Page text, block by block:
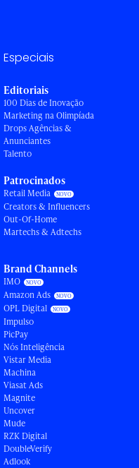
Especiais
Editoriais
100 Dias de Inovação
Marketing na Olimpíada
Drops Agências &
Anunciantes
Talento
Patrocinados
Retail Media
Creators & Influencers
Out-Of-Home
Martechs & Adtechs
Brand Channels
IMO
Amazon Ads
OPL Digital
Impulso
PicPay
Nós Inteligência
Vistar Media
Machina
Viasat Ads
Magnite
Uncover
Mude
RZK Digital
DoubleVerify
Adlook